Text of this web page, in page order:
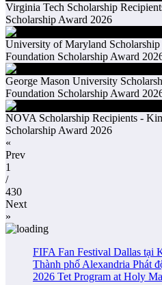
Virginia Tech Scholarship
Scholarship Award 2026
University of Maryland
Foundation Scholarship Award
George Mason University
Foundation Scholarship Award
NOVA Scholarship Recipients -
Scholarship Award 2026
«
Prev
1
/
430
Next
»
FIFA Fan Festival Dallas tại
Thành phố Alexandria Phát
2026 Tet Program at Holy